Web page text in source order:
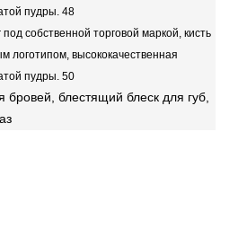
бровей, блестящий блеск для губ,